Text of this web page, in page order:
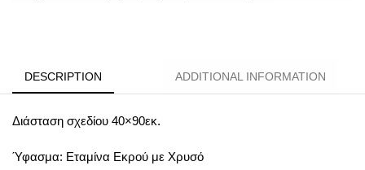
DESCRIPTION ADDITIONAL INFORMATION
Διάσταση σχεδίου 40×90εκ.
Ύφασμα: Εταμίνα Εκρού με Χρυσό